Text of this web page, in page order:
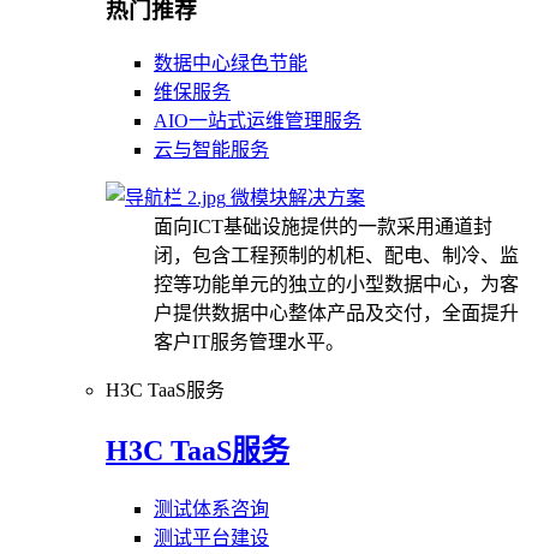
热门推荐
数据中心绿色节能
维保服务
AIO一站式运维管理服务
云与智能服务
微模块解决方案
面向ICT基础设施提供的一款采用通道封
闭，包含工程预制的机柜、配电、制冷、监
控等功能单元的独立的小型数据中心，为客
户提供数据中心整体产品及交付，全面提升
客户IT服务管理水平。
H3C TaaS服务
H3C TaaS服务
测试体系咨询
测试平台建设